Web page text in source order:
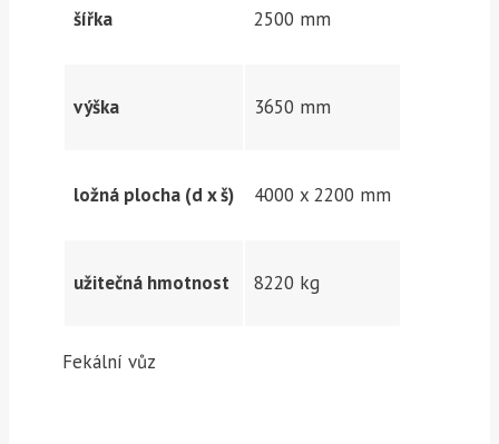
šířka 2500 mm
výška 3650 mm
ložná plocha (d x š) 4000 x 2200 mm
užitečná hmotnost 8220 kg
Fekální vůz